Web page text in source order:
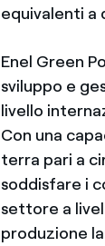
equivalenti a
Enel Green
sviluppo e
livello
Con una
terra pari a
soddisfare i
settore a
produzione